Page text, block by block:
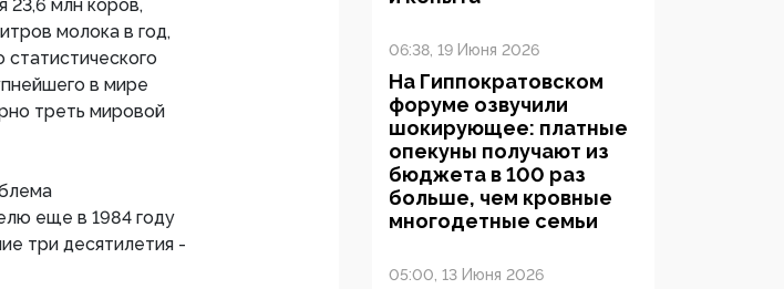
23,6 млн коров,
молока в год,
в мире
треть мировой
еще в 1984 году
три десятилетия -
06:38, 19 Июня 2026
На Гиппократовском
форуме озвучили
шокирующее: платные
опекуны получают из
бюджета в 100 раз
больше, чем кровные
многодетные семьи
05:00, 13 Июня 2026